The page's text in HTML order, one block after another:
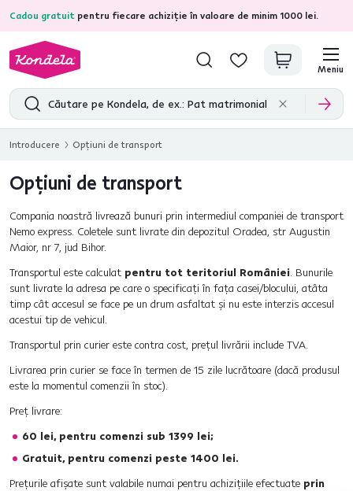
Cadou gratuit pentru fiecare achiziție în valoare de minim 1000 lei.
4,7 31.333recenzii de produs verificate
Meniu
Introducere Opțiuni de transport
Opțiuni de transport
Compania noastră livrează bunuri prin intermediul companiei de transport
Nemo express. Coletele sunt livrate din depozitul Oradea, str Augustin
Maior, nr 7, jud Bihor.
Transportul este calculat pentru tot teritoriul României. Bunurile
sunt livrate la adresa pe care o specificați în fața casei/blocului, atâta
timp cât accesul se face pe un drum asfaltat și nu este interzis accesul
acestui tip de vehicul.
Transportul prin curier este contra cost, prețul livrării include TVA.
Livrarea prin curier se face în termen de 15 zile lucrătoare (dacă produsul
este la momentul comenzii în stoc).
Preț livrare:
60 lei, pentru comenzi sub 1399 lei;
Gratuit, pentru comenzi peste 1400 lei.
Prețurile afișate sunt valabile numai pentru achizițiile efectuate prin